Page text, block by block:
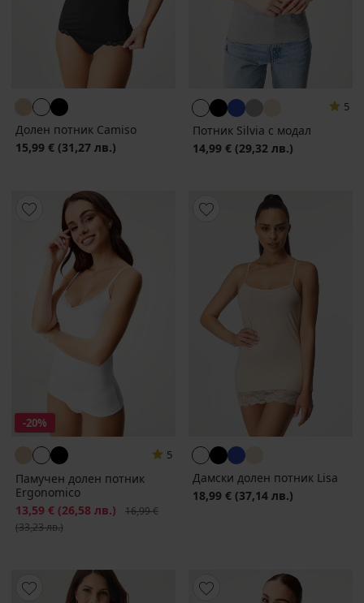
Долен потник Camiso
15,99 € (31,27 лв.)
5
Потник Silvia с модал
14,99 € (29,32 лв.)
-20%
5
Памучен долен потник
Ergonomico
Намаление
13,59 € (26,58 лв.) Първоначална цена
16,99 €
(33,23 лв.)
Дамски долен потник Lisa
18,99 € (37,14 лв.)